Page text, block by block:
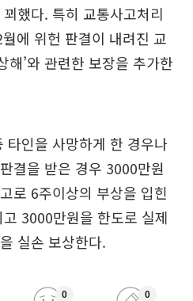
했다. 특히 교통사고처리
에 위헌 판결이 내려진 교
해’와 관련한 보장을 추가한
타인을 사망하게 한 경우나
결을 받은 경우 3000만원
로 6주이상의 부상을 입힌
3000만원을 한도로 실제
실손 보상한다.
0 0